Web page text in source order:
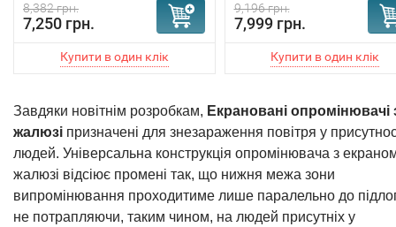
8,382 грн.
7,250 грн.
9,196 грн.
7,999 грн.
Завдяки новітнім розробкам, Екрановані опромінювачі
жалюзі призначені для знезараження повітря у
людей. Універсальна конструкція опромінювача з
жалюзі відсіює промені так, що нижня межа зони
випромінювання проходитиме лише паралельно до
не потрапляючи, таким чином, на людей присутніх у